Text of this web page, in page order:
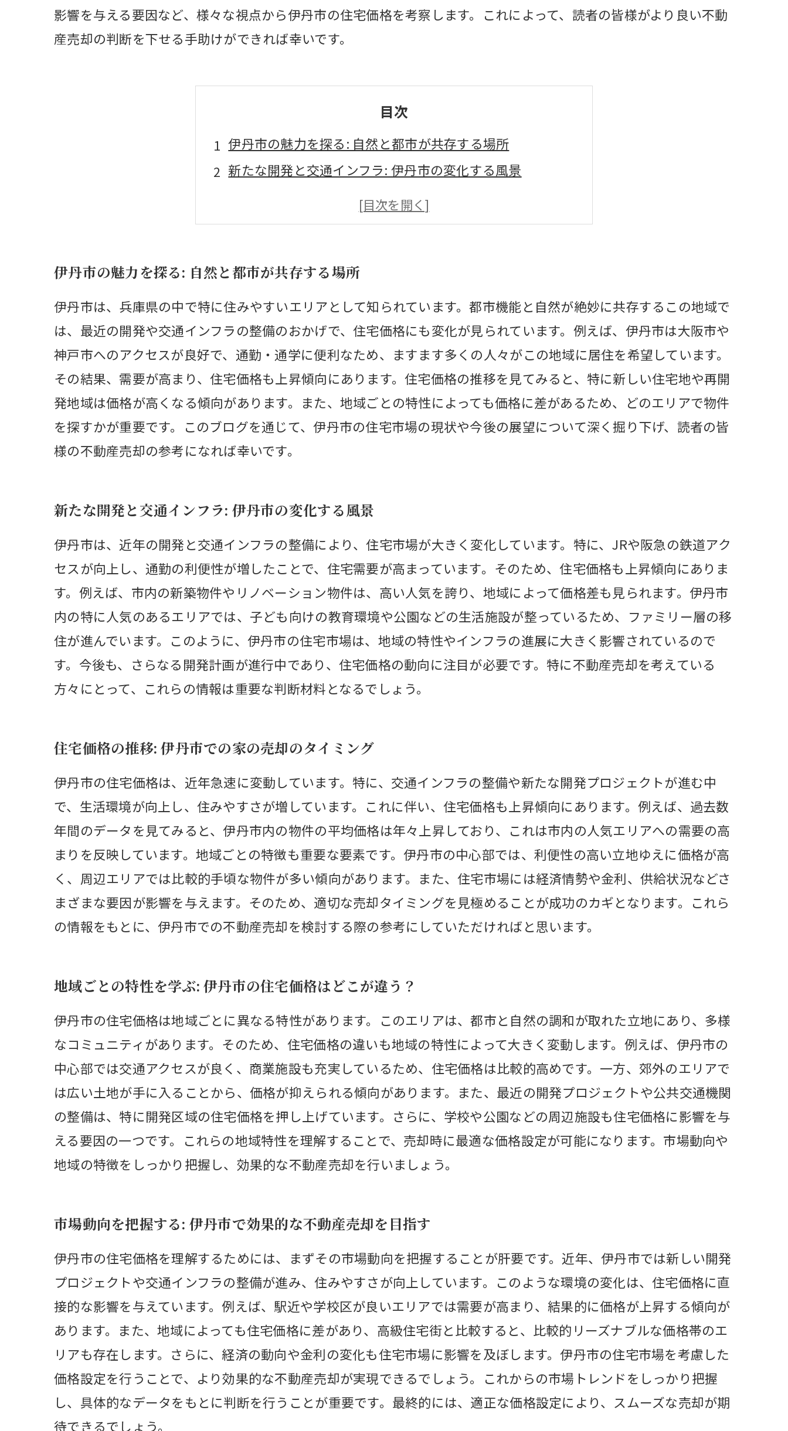
影響を与える要因など、様々な視点から伊丹市の住宅価格を考察します。これによって、読者の皆様がより良い不動
産売却の判断を下せる手助けができれば幸いです。
目次
伊丹市の魅力を探る: 自然と都市が共存する場所
新たな開発と交通インフラ: 伊丹市の変化する風景
住宅価格の推移: 伊丹市での家の売却のタイミング
地域ごとの特性を学ぶ: 伊丹市の住宅価格はどこが違う？
住宅価格の理解: 賢い売却につながるデータ分析
将来に向けた不動産投資: 伊丹市の市場を味方にする方法
伊丹市の魅力を探る: 自然と都市が共存する場所
伊丹市は、兵庫県の中で特に住みやすいエリアとして知られています。都市機能と自然が絶妙に共存するこの地域で
は、最近の開発や交通インフラの整備のおかげで、住宅価格にも変化が見られています。例えば、伊丹市は大阪市や
神戸市へのアクセスが良好で、通勤・通学に便利なため、ますます多くの人々がこの地域に居住を希望しています。
その結果、需要が高まり、住宅価格も上昇傾向にあります。住宅価格の推移を見てみると、特に新しい住宅地や再開
発地域は価格が高くなる傾向があります。また、地域ごとの特性によっても価格に差があるため、どのエリアで物件
を探すかが重要です。このブログを通じて、伊丹市の住宅市場の現状や今後の展望について深く掘り下げ、読者の皆
様の不動産売却の参考になれば幸いです。
新たな開発と交通インフラ: 伊丹市の変化する風景
伊丹市は、近年の開発と交通インフラの整備により、住宅市場が大きく変化しています。特に、JRや阪急の鉄道アク
セスが向上し、通勤の利便性が増したことで、住宅需要が高まっています。そのため、住宅価格も上昇傾向にありま
す。例えば、市内の新築物件やリノベーション物件は、高い人気を誇り、地域によって価格差も見られます。伊丹市
内の特に人気のあるエリアでは、子ども向けの教育環境や公園などの生活施設が整っているため、ファミリー層の移
住が進んでいます。このように、伊丹市の住宅市場は、地域の特性やインフラの進展に大きく影響されているので
す。今後も、さらなる開発計画が進行中であり、住宅価格の動向に注目が必要です。特に不動産売却を考えている
方々にとって、これらの情報は重要な判断材料となるでしょう。
住宅価格の推移: 伊丹市での家の売却のタイミング
伊丹市の住宅価格は、近年急速に変動しています。特に、交通インフラの整備や新たな開発プロジェクトが進む中
で、生活環境が向上し、住みやすさが増しています。これに伴い、住宅価格も上昇傾向にあります。例えば、過去数
年間のデータを見てみると、伊丹市内の物件の平均価格は年々上昇しており、これは市内の人気エリアへの需要の高
まりを反映しています。地域ごとの特徴も重要な要素です。伊丹市の中心部では、利便性の高い立地ゆえに価格が高
く、周辺エリアでは比較的手頃な物件が多い傾向があります。また、住宅市場には経済情勢や金利、供給状況などさ
まざまな要因が影響を与えます。そのため、適切な売却タイミングを見極めることが成功のカギとなります。これら
の情報をもとに、伊丹市での不動産売却を検討する際の参考にしていただければと思います。
地域ごとの特性を学ぶ: 伊丹市の住宅価格はどこが違う？
伊丹市の住宅価格は地域ごとに異なる特性があります。このエリアは、都市と自然の調和が取れた立地にあり、多様
なコミュニティがあります。そのため、住宅価格の違いも地域の特性によって大きく変動します。例えば、伊丹市の
中心部では交通アクセスが良く、商業施設も充実しているため、住宅価格は比較的高めです。一方、郊外のエリアで
は広い土地が手に入ることから、価格が抑えられる傾向があります。また、最近の開発プロジェクトや公共交通機関
の整備は、特に開発区域の住宅価格を押し上げています。さらに、学校や公園などの周辺施設も住宅価格に影響を与
える要因の一つです。これらの地域特性を理解することで、売却時に最適な価格設定が可能になります。市場動向や
地域の特徴をしっかり把握し、効果的な不動産売却を行いましょう。
市場動向を把握する: 伊丹市で効果的な不動産売却を目指す
伊丹市の住宅価格を理解するためには、まずその市場動向を把握することが肝要です。近年、伊丹市では新しい開発
プロジェクトや交通インフラの整備が進み、住みやすさが向上しています。このような環境の変化は、住宅価格に直
接的な影響を与えています。例えば、駅近や学校区が良いエリアでは需要が高まり、結果的に価格が上昇する傾向が
あります。また、地域によっても住宅価格に差があり、高級住宅街と比較すると、比較的リーズナブルな価格帯のエ
リアも存在します。さらに、経済の動向や金利の変化も住宅市場に影響を及ぼします。伊丹市の住宅市場を考慮した
価格設定を行うことで、より効果的な不動産売却が実現できるでしょう。これからの市場トレンドをしっかり把握
し、具体的なデータをもとに判断を行うことが重要です。最終的には、適正な価格設定により、スムーズな売却が期
待できるでしょう。